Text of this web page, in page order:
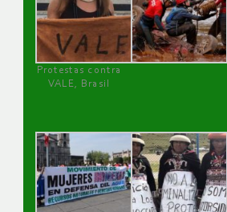
Protestas contra
VALE, Brasil